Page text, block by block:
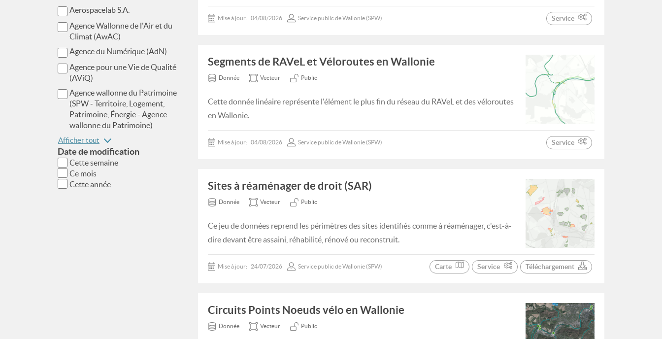
Aerospacelab S.A.
Agence Wallonne de l'Air et du
Climat (AwAC)
Agence du Numérique (AdN)
Agence pour une Vie de Qualité
(AViQ)
Agence wallonne du Patrimoine
(SPW - Territoire, Logement,
Patrimoine, Énergie - Agence
wallonne du Patrimoine)
Afficher tout
Date de modification
Cette semaine
Ce mois
Cette année
Mise à jour: 04/08/2026 Service public de Wallonie (SPW) Service
Segments de RAVeL et Véloroutes en Wallonie
Donnée Vecteur Public
Cette donnée linéaire représente l'élément le plus fin du réseau du RAVeL et des véloroutes
en Wallonie.
Mise à jour: 04/08/2026 Service public de Wallonie (SPW) Service
Sites à réaménager de droit (SAR)
Donnée Vecteur Public
Ce jeu de données reprend les périmètres des sites identifiés comme à réaménager, c'est-à-
dire devant être assaini, réhabilité, rénové ou reconstruit.
Mise à jour: 24/07/2026 Service public de Wallonie (SPW) Carte Service Téléchargement
Circuits Points Noeuds vélo en Wallonie
Donnée Vecteur Public